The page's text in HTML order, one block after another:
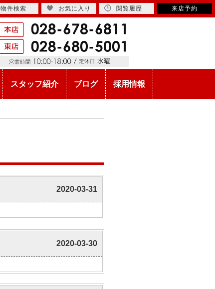
物件検索 お気に入り 閲覧履歴 来店予約
スタッフ紹介 ブログ 採用情報
2020-03-31
2020-03-30